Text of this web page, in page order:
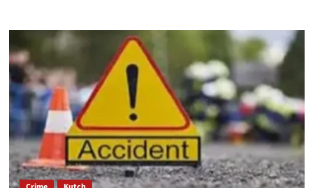
“સસ્તું
વેચાણે
આપવાની
લાલચ
આપી
કોઈને
છેંતરવાના
ઈરાદાથી
પીતળ
જેવી
ધાતુના